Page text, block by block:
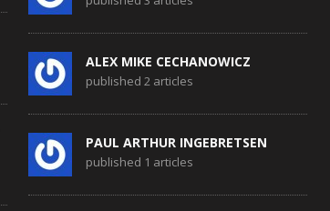
ALEX MIKE CECHANOWICZ
published 2 articles
PAUL ARTHUR INGEBRETSEN
published 1 articles